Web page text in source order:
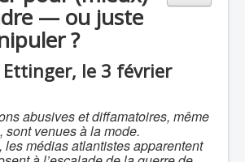
— ou juste
?
le 3 février
abusives et diffamatoires, même
sont venues à la mode.
les médias atlantistes apparentent